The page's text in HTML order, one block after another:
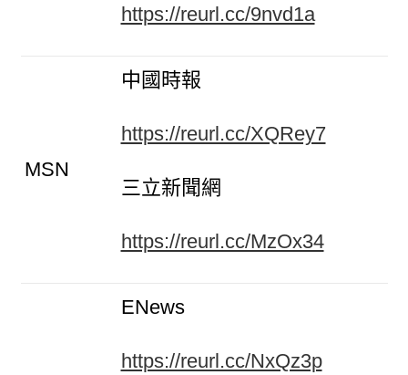
https://reurl.cc/9nvd1a
MSN
中國時報
https://reurl.cc/XQRey7
三立新聞網
https://reurl.cc/MzOx34
ENews
https://reurl.cc/NxQz3p